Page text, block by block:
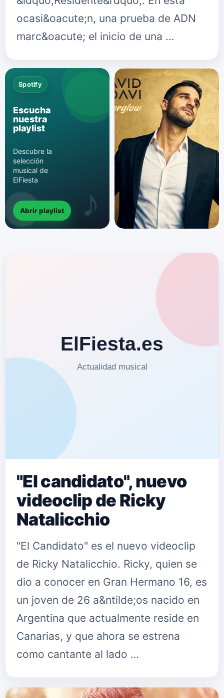
ocasi&oacute;n, una prueba de ADN
marc&oacute; el inicio de una …
Spotify
Escucha
nuestra
playlist
Descubre la
selección
musical de
ElFiesta
Abrir playlist
"El candidato", nuevo
videoclip de Ricky
Natalicchio
"El Candidato" es el nuevo videoclip
de Ricky Natalicchio. Ricky, quien se
dio a conocer en Gran Hermano 16, es
un joven de 26 a&ntilde;os nacido en
Argentina que actualmente reside en
Canarias, y que ahora se estrena
como cantante al lado …